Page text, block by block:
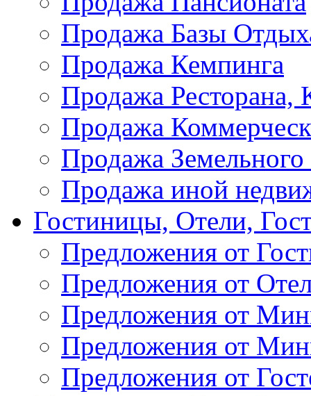
Продажа Базы
Продажа Кемпинга
Продажа Ресторана,
Продажа
Продажа Земельного
Продажа иной
Гостиницы, Отели,
Предложения от
Предложения от
Предложения от
Предложения от
Предложения от